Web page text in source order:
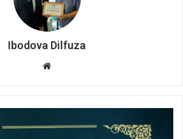
Ibodova Dilfuza
Website